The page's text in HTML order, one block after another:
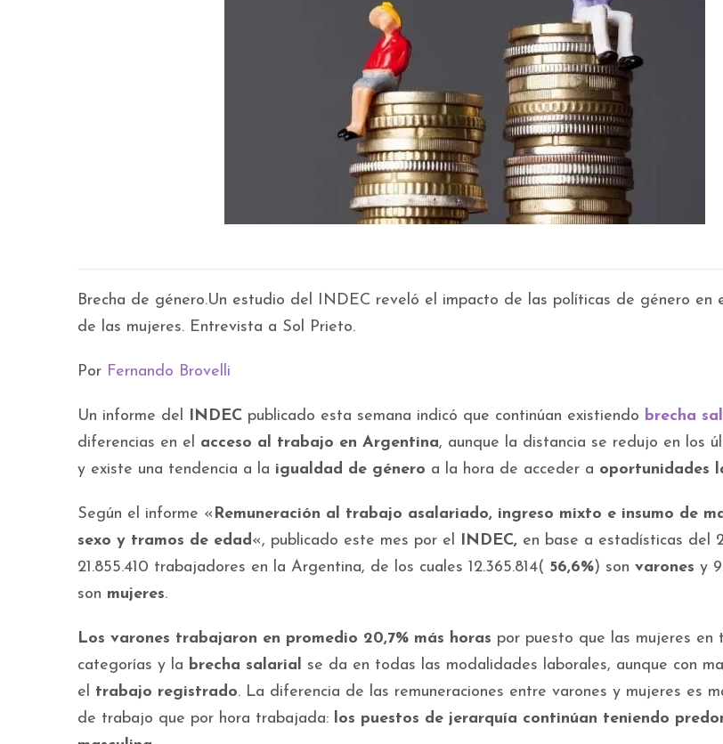
Brecha de género.Un estudio del INDEC reveló el impacto de las políticas de género en
de las mujeres. Entrevista a Sol Prieto.
Por Fernando Brovelli
Un informe del INDEC publicado esta semana indicó que continúan existiendo brecha
diferencias en el acceso al trabajo en Argentina, aunque la distancia se redujo en los
y existe una tendencia a la igualdad de género a la hora de acceder a oportunidades
Según el informe « Remuneración al trabajo asalariado, ingreso mixto e insumo de
sexo y tramos de edad«, publicado este mes por el INDEC, en base a estadísticas del
21.855.410 trabajadores en la Argentina, de los cuales 12.365.814( 56,6%) son varones y
son mujeres.
Los varones trabajaron en promedio 20,7% más horas por puesto que las mujeres en
categorías y la brecha salarial se da en todas las modalidades laborales, aunque con
el trabajo registrado. La diferencia de las remuneraciones entre varones y mujeres es
de trabajo que por hora trabajada: los puestos de jerarquía continúan teniendo